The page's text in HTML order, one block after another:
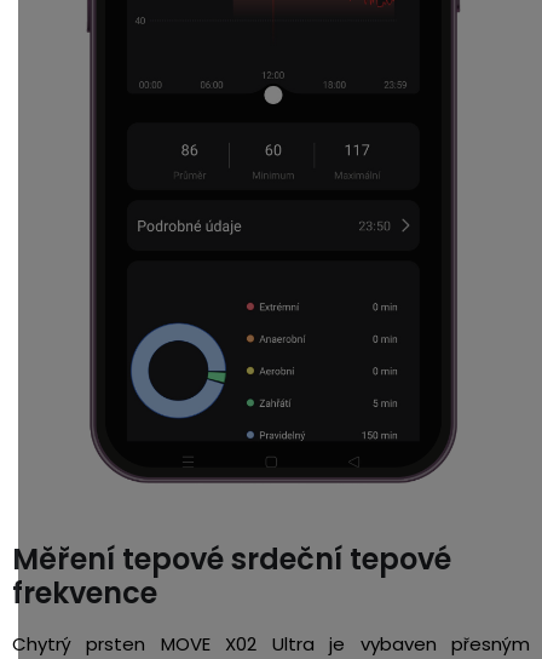
Měření tepové srdeční tepové
frekvence
Chytrý prsten MOVE X02 Ultra je vybaven přesným